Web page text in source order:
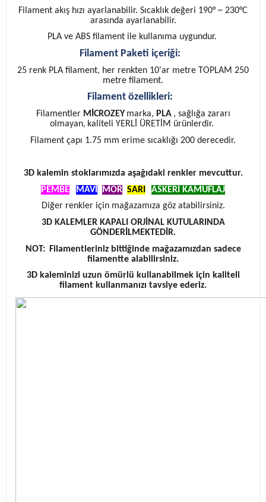
Filament akış hızı ayarlanabilir. Sıcaklık değeri 190° ~ 230°C
arasında ayarlanabilir.
PLA ve ABS filament ile kullanıma uygundur.
Filament Paketi içeriği:
25 renk PLA filament, her renkten 10'ar metre TOPLAM 250
metre filament.
Filament özellikleri:
Filamentler MİCROZEY marka, PLA , sağlığa zararı
olmayan, kaliteli YERLİ ÜRETİM ürünlerdir.
Filament çapı 1.75 mm erime sıcaklığı 200 derecedir.
3D kalemin stoklarımızda aşağıdaki renkler mevcuttur.
PEMBE
MAVİ MOR SARI
ASKERİ KAMUFLAJ
Diğer renkler için mağazamıza göz atabilirsiniz.
3D KALEMLER KAPALI ORJİNAL KUTULARINDA
GÖNDERİLMEKTEDİR.
NOT:
Filamentleriniz bittiğinde mağazamızdan sadece
filamentte alabilirsiniz.
3D kaleminizi uzun ömürlü kullanabilmek için kaliteli
filament kullanmanızı tavsiye ederiz.